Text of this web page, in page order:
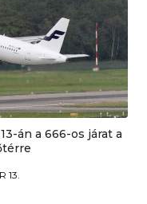
án a 666-os járat a
13.